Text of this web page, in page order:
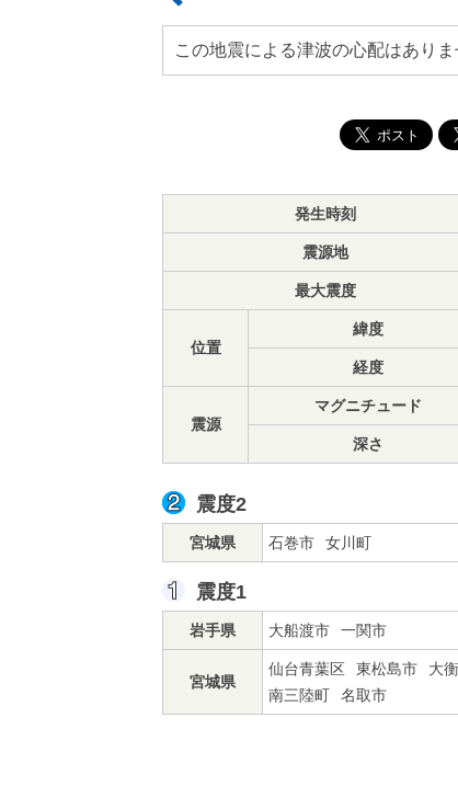
この地震による津波の心配はありま
発生時刻
震源地
最大震度
位置
緯度
経度
震源
マグニチュード
深さ
震度2
宮城県 石巻市 女川町
震度1
岩手県 大船渡市 一関市
宮城県
仙台青葉区 東松島市 大
南三陸町
名取市